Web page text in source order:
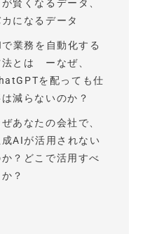
が賢くなるデータ、
になるデータ
業務を自動化する
法とは ーなぜ、
を配っても仕
減らないのか？
あなたの会社で、
AIが活用されない
？どこで活用すべ
？